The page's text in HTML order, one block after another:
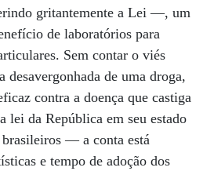
gritantemente a Lei —, um
de laboratórios para
Sem contar o viés
desavergonhada de uma droga,
contra a doença que castiga
lei da República em seu estado
— a conta está
e tempo de adoção dos